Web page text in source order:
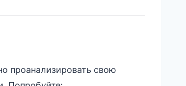
проанализировать свою